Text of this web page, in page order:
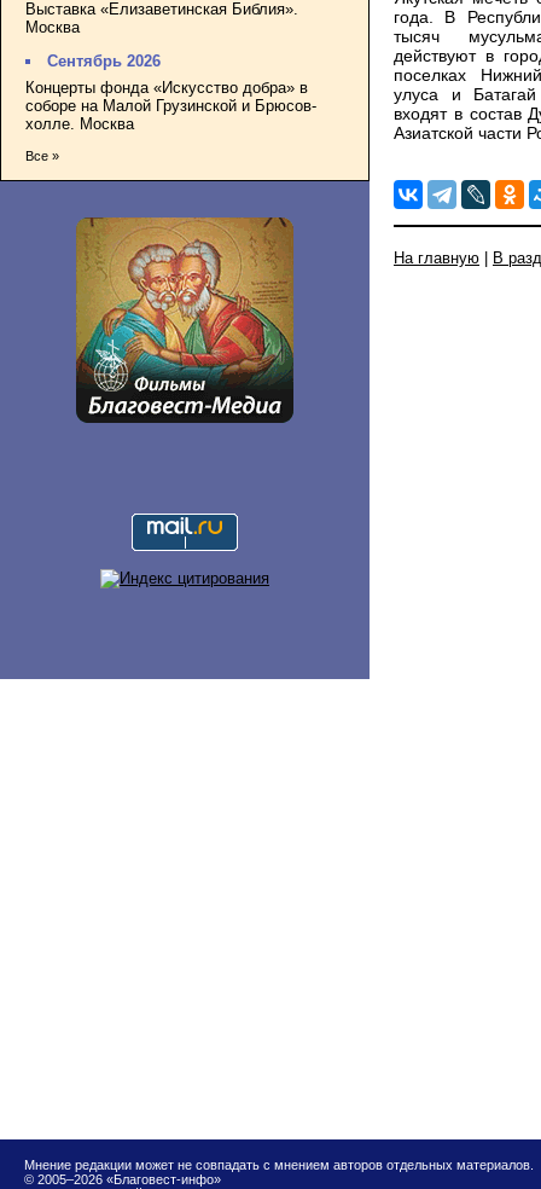
Выставка «Елизаветинская Библия».
Москва
Сентябрь 2026
Концерты фонда «Искусство добра» в
соборе на Малой Грузинской и Брюсов-
холле. Москва
Все »
года. В
тысяч
действуют в
поселках
улуса и
входят в состав
Азиатской части
На главную В
Мнение редакции может не совпадать с мнением авторов отдельных материалов.
© 2005–2026 «Благовест-инфо»